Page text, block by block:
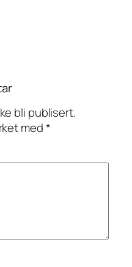
bli publisert.
med*